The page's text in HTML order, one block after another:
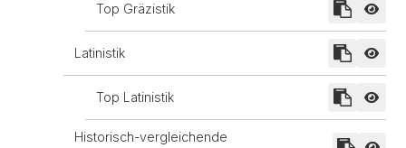
Top Gräzistik
Latinistik
Top Latinistik
Historisch-vergleichende